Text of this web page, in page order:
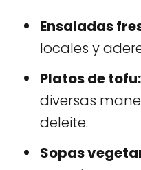
Ensaladas
locales y
Platos de tofu:
diversas
deleite.
Sopas